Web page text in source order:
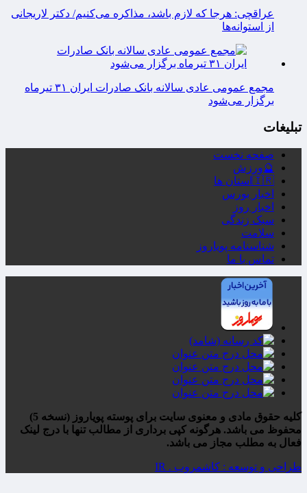
عراقچی: هرجا که لازم باشد، مذاکره می‌کنیم/ دکتر لاریجانی
از استوانه‌ها
مجمع عمومی عادی سالانه بانک صادرات ایران ۳۱ تیرماه
برگزار می‌شود
تبلیغات
صفحه نخست
🔮ورزش
🇮🇷استان ها
اخبار بورس
اخبار روز
سبک زندگی
سلامت
شناسنامه پویاروز
تماس با ما
کلیه حقوق مادی و معنوی سایت برای پوسته پویاروز (نسخه 5)
محفوظ می باشد. هرگونه کپی برداری از مطالب تنها با درج لینک
فعال به مطلب مجاز می باشد.
طراحی و توسعه : کاشمروب . IR